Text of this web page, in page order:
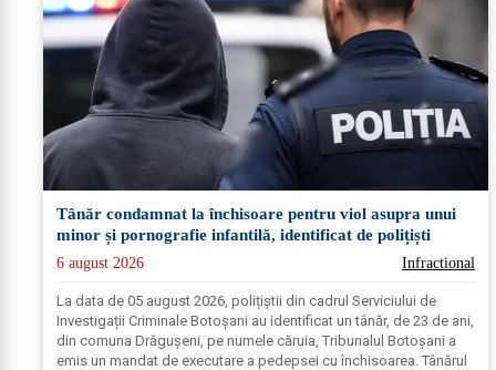
Tânăr condamnat la închisoare pentru viol asupra unui
minor și pornografie infantilă, identificat de polițiști
6 august 2026 Infractional
La data de 05 august 2026, polițiștii din cadrul Serviciului de
Investigații Criminale Botoșani au identificat un tânăr, de 23 de ani,
din comuna Drăgușeni, pe numele căruia, Tribunalul Botoșani a
emis un mandat de executare a pedepsei cu închisoarea. Tânărul